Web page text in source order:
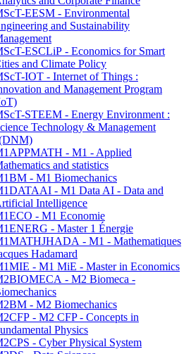
EESM - Environmental
and Sustainability
ESCLiP - Economics for Smart
and Climate Policy
IOT - Internet of Things :
and Management Program
STEEM - Energy Environment :
Technology & Management
- M1 - Applied
and statistics
- M1 Biomechanics
- M1 Data AI - Data and
Intelligence
- M1 Economie
- Master 1 Énergie
- M1 - Mathematiques
Hadamard
- M1 MiE - Master in Economics
- M2 Biomeca -
- M2 Biomechanics
- M2 CFP - Concepts in
Physics
- Cyber Physical System